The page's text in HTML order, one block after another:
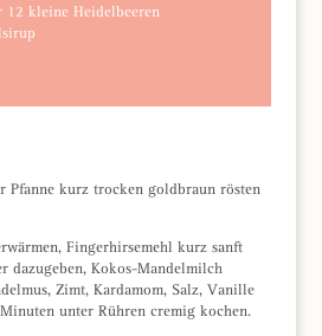
12 kleine Heidelbeeren
Pfanne kurz trocken goldbraun rösten
Fingerhirsemehl kurz sanft
dazugeben, Kokos-Mandelmilch
Zimt, Kardamom, Salz, Vanille
unter Rühren cremig kochen.